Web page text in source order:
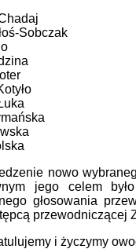
Sobczak
nowo
jego celem
głosowania
przewodniczącej
i życzymy